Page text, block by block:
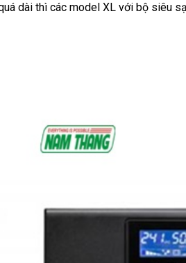
dài thì các model XL với bộ siêu